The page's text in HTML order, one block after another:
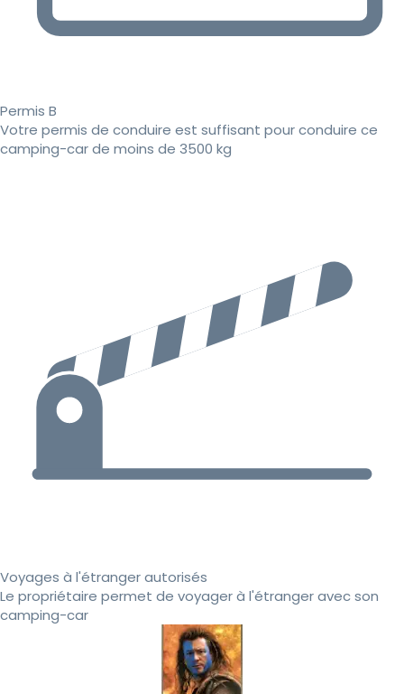
Permis B
Votre permis de conduire est suffisant pour conduire ce
camping-car de moins de 3500 kg
Voyages à l'étranger autorisés
Le propriétaire permet de voyager à l'étranger avec son
camping-car